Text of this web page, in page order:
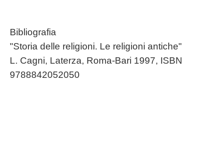
Bibliografia
"Storia delle religioni. Le religioni antiche"
L. Cagni, Laterza, Roma-Bari 1997, ISBN
9788842052050